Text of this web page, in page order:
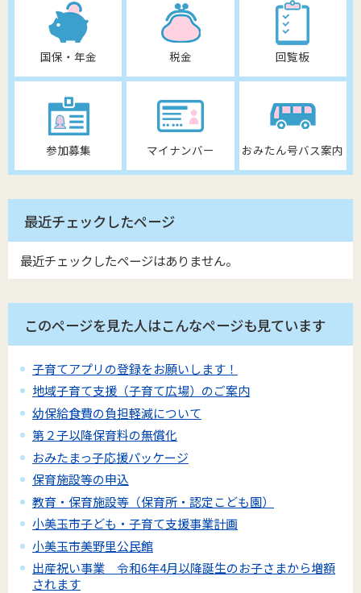
国保・年金 税金 回覧板
参加募集 マイナンバー おみたん号バス案内
最近チェックしたページ
最近チェックしたページはありません。
このページを見た人はこんなページも見ています
子育てアプリの登録をお願いします！
地域子育て支援（子育て広場）のご案内
幼保給食費の負担軽減について
第２子以降保育料の無償化
おみたまっ子応援パッケージ
保育施設等の申込
教育・保育施設等（保育所・認定こども園）
小美玉市子ども・子育て支援事業計画
小美玉市美野里公民館
出産祝い事業 令和6年4月以降誕生のお子さまから増額
されます